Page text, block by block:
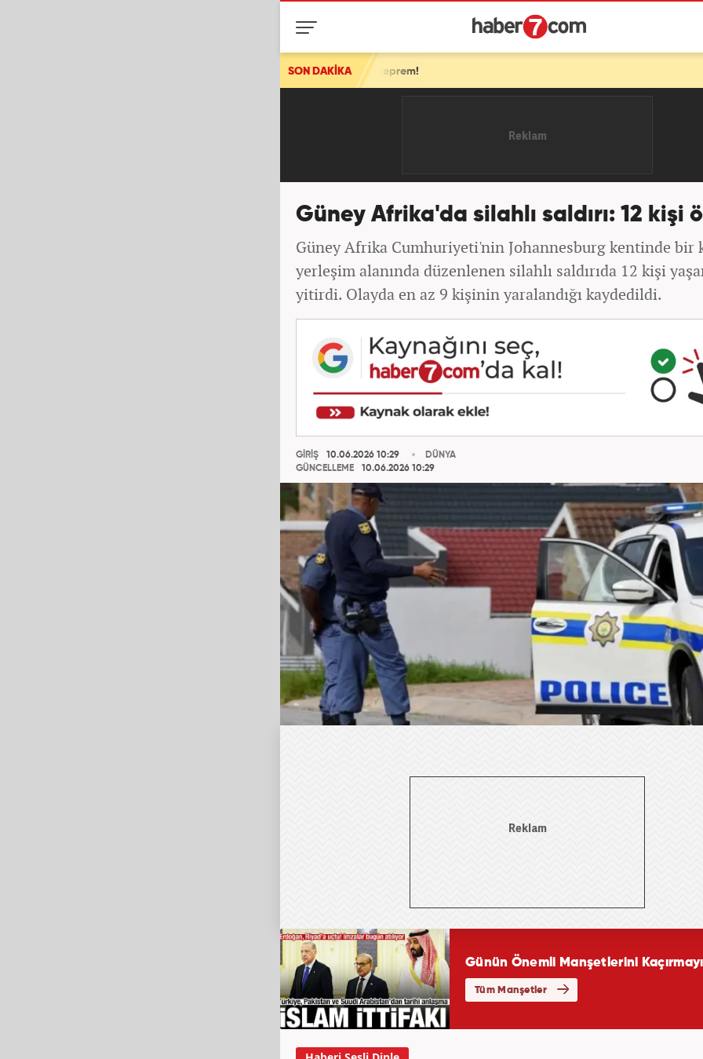
SON DAKİKA
AFAD duyurdu: Muğla'da korkutan deprem!
Güney Afrika'da silahlı saldırı: 12 kişi
Güney Afrika Cumhuriyeti'nin Johannesburg kentinde bir
yerleşim alanında düzenlenen silahlı saldırıda 12 kişi
yitirdi. Olayda en az 9 kişinin yaralandığı kaydedildi.
GİRİŞ
10.06.2026 10:29
GÜNCELLEME
10.06.2026 10:29
DÜNYA